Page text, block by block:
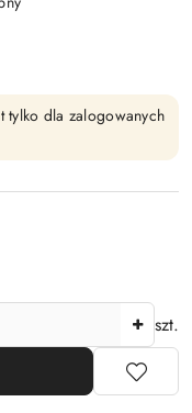
dla zalogowanych
szt.